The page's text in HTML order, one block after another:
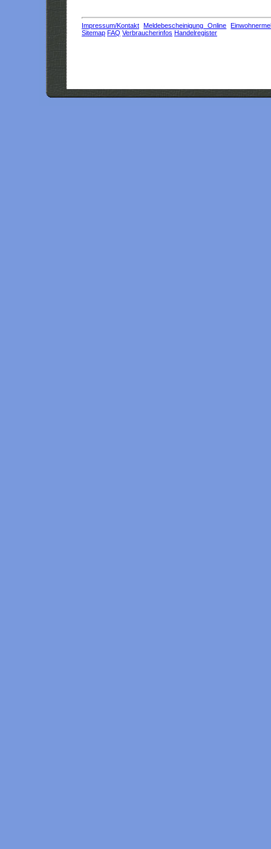
Impressum/Kontakt Meldebescheinigung Online
Sitemap FAQ Verbraucherinfos Handelregister